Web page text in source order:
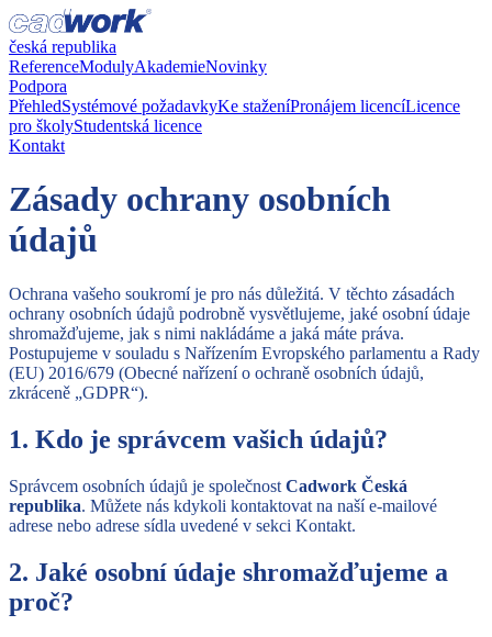
česká republika
ReferenceModulyAkademieNovinky
Podpora
PřehledSystémové požadavkyKe staženíPronájem licencíLicence
pro školyStudentská licence
Kontakt
Zásady ochrany osobních
údajů
Ochrana vašeho soukromí je pro nás důležitá. V těchto zásadách
ochrany osobních údajů podrobně vysvětlujeme, jaké osobní údaje
shromažďujeme, jak s nimi nakládáme a jaká máte práva.
Postupujeme v souladu s Nařízením Evropského parlamentu a Rady
(EU) 2016/679 (Obecné nařízení o ochraně osobních údajů,
zkráceně „GDPR“).
1. Kdo je správcem vašich údajů?
Správcem osobních údajů je společnost Cadwork Česká
republika. Můžete nás kdykoli kontaktovat na naší e-mailové
adrese nebo adrese sídla uvedené v sekci Kontakt.
2. Jaké osobní údaje shromažďujeme a
proč?